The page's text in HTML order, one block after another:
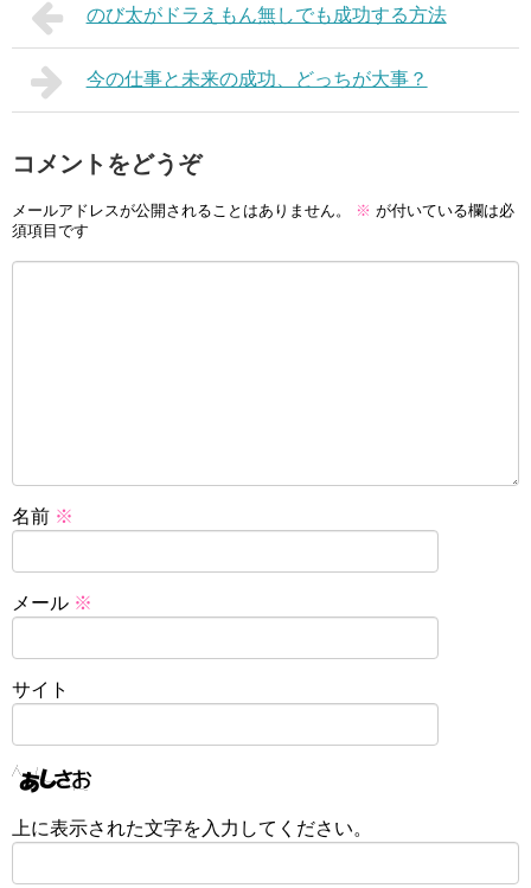
のび太がドラえもん無しでも成功する方法
今の仕事と未来の成功、どっちが大事？
コメントをどうぞ
メールアドレスが公開されることはありません。 ※ が付いている欄は必
須項目です
名前 ※
メール ※
サイト
上に表示された文字を入力してください。